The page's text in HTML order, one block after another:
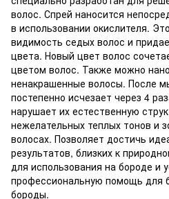
волос. Спрей наносится
в использовании окислителя.
видимость седых волос и
цвета. Новый цвет волос
цветом волос. Также можно
ненакрашенные волосы. После
постепенно исчезает через 4
нарушает их естественную
нежелательных теплых тонов и
волосах. Позволяет достичь
результатов, близких к
для использования на бороде и
профессиональную помощь для
бороды.